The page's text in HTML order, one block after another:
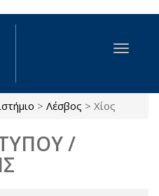
Toggle
> Λέσβος > Χίος
/